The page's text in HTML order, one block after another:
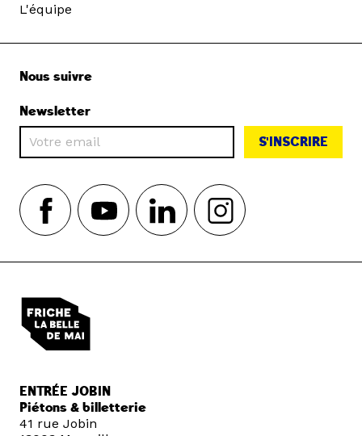
L'équipe
Nous suivre
Newsletter
S'INSCRIRE
ENTRÉE JOBIN
Piétons & billetterie
41 rue Jobin